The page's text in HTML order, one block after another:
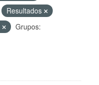
Resultados
Grupos: